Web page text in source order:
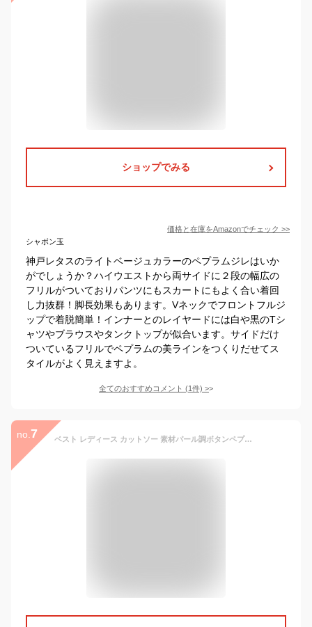
ショップでみる
価格と在庫をAmazonでチェック >>
シャボン玉
神戸レタスのライトベージュカラーのペプラムジレはいか
がでしょうか？ハイウエストから両サイドに２段の幅広の
フリルがついておりパンツにもスカートにもよく合い着回
し力抜群！脚長効果もあります。Vネックでフロントフルジ
ップで着脱簡単！インナーとのレイヤードには白や黒のTシ
ャツやブラウスやタンクトップが似合います。サイドだけ
ついているフリルでペプラムの美ラインをつくりだせてス
タイルがよく見えますよ。
全てのおすすめコメント (1件) >
no. 7 ベスト レディース カットソー 素材パール調ボタンペプラム切替ジレ 重ね着 レイヤード ネイビー/黒 S〜6L ニッセン nissen